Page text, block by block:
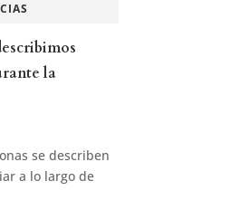
la
se describen
a lo largo de